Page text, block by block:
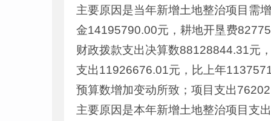
主要原因是当年新增土地整治项目需
金14195790.00元，耕地开垦费
财政拨款支出决算数88128844.31元
支出11926676.01元，比上年
预算数增加变动所致；项目支出
主要原因是本年新增土地整治项目支